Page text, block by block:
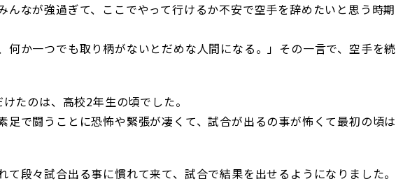
んなが強過ぎて、ここでやって行けるか不安で空手を辞めたいと思う時期
何か一つでも取り柄がないとだめな人間になる。」その一言で、空手を続
たのは、高校2年生の頃でした。
足で闘うことに恐怖や緊張が凄くて、試合が出るの事が怖くて最初の頃は
て段々試合出る事に慣れて来て、試合で結果を出せるようになりました。